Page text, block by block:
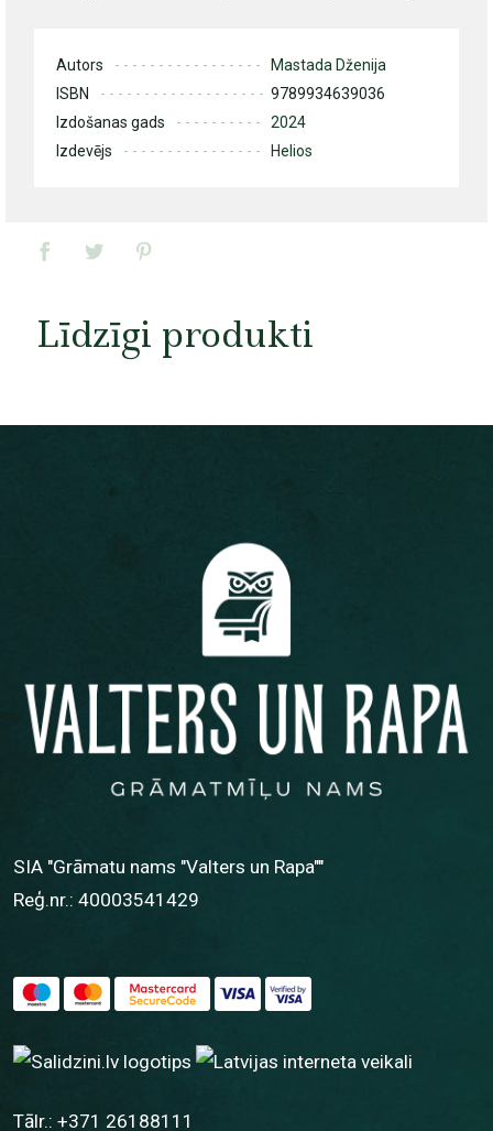
Autors
Mastada Dženija
ISBN
9789934639036
Izdošanas gads
2024
Izdevējs
Helios
Līdzīgi produkti
SIA "Grāmatu nams "Valters un Rapa""
Reģ.nr.: 40003541429
Tālr.: +371 26188111